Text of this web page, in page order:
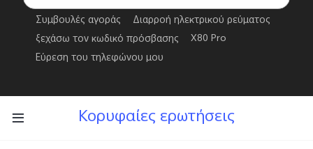
Greece | Επιλέξτε χώρα/περιοχή
Συμβουλές αγοράς
Διαρροή ηλεκτρικού ρεύματος
ξεχάσω τον κωδικό πρόσβασης
X80 Pro
Εύρεση του τηλεφώνου μου
Κορυφαίες ερωτήσεις